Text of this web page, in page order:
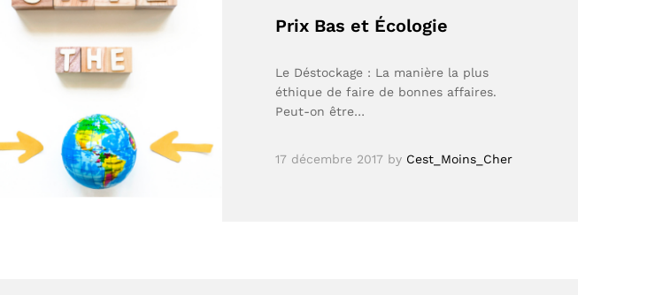
Prix Bas et Écologie
Le Déstockage : La manière la plus
éthique de faire de bonnes affaires​.
Peut-on être…
17 décembre 2017 by Cest_Moins_Cher